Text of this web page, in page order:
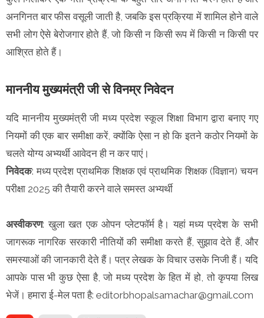
अनगिनत बार फीस वसूली जाती है, जबकि इस प्रक्रिया में शामिल होने वाले
सभी लोग ऐसे बेरोजगार होते हैं, जो किसी न किसी रूप में किसी न किसी पर
आश्रित होते हैं।
माननीय मुख्यमंत्री जी से विनम्र निवेदन
यदि माननीय मुख्यमंत्री जी मध्य प्रदेश स्कूल शिक्षा विभाग द्वारा बनाए गए
नियमों की एक बार समीक्षा करें, क्योंकि ऐसा न हो कि इतने कठोर नियमों के
चलते योग्य अभ्यर्थी आवेदन ही न कर पाएं।
निवेदक: मध्य प्रदेश प्राथमिक शिक्षक एवं प्राथमिक शिक्षक (विज्ञान) चयन
परीक्षा 2025 की तैयारी करने वाले समस्त अभ्यर्थी
अस्वीकरण: खुला खत एक ओपन प्लेटफॉर्म है। यहां मध्य प्रदेश के सभी
जागरूक नागरिक सरकारी नीतियों की समीक्षा करते हैं, सुझाव देते हैं, और
समस्याओं की जानकारी देते हैं। पत्र लेखक के विचार उसके निजी हैं। यदि
आपके पास भी कुछ ऐसा है, जो मध्य प्रदेश के हित में हो, तो कृपया लिख
भेजें। हमारा ई-मेल पता है: editorbhopalsamachar@gmail.com